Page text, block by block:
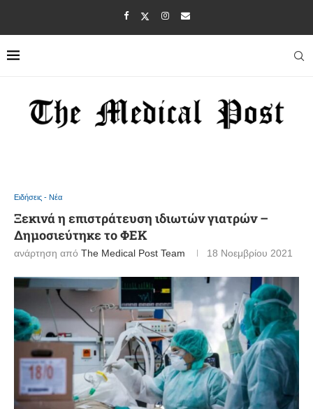
Ειδήσεις - Νέα
Ξεκινά η επιστράτευση ιδιωτών γιατρών –
Δημοσιεύτηκε το ΦΕΚ
ανάρτηση από The Medical Post Team 18 Νοεμβρίου 2021